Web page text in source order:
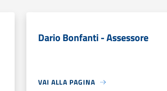
Dario Bonfanti - Assessore
VAI ALLA PAGINA